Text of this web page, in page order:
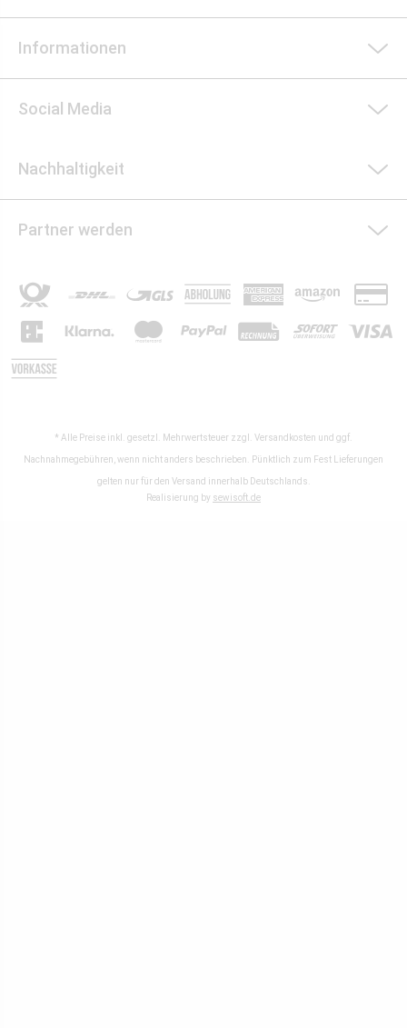
Informationen
Social Media
Nachhaltigkeit
Partner werden
* Alle Preise inkl. gesetzl. Mehrwertsteuer zzgl. Versandkosten und ggf.
Nachnahmegebühren, wenn nicht anders beschrieben. Pünktlich zum Fest Lieferungen
gelten nur für den Versand innerhalb Deutschlands.
Realisierung by sewisoft.de